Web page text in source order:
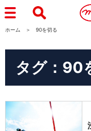
ホーム 90を切る
タグ：90